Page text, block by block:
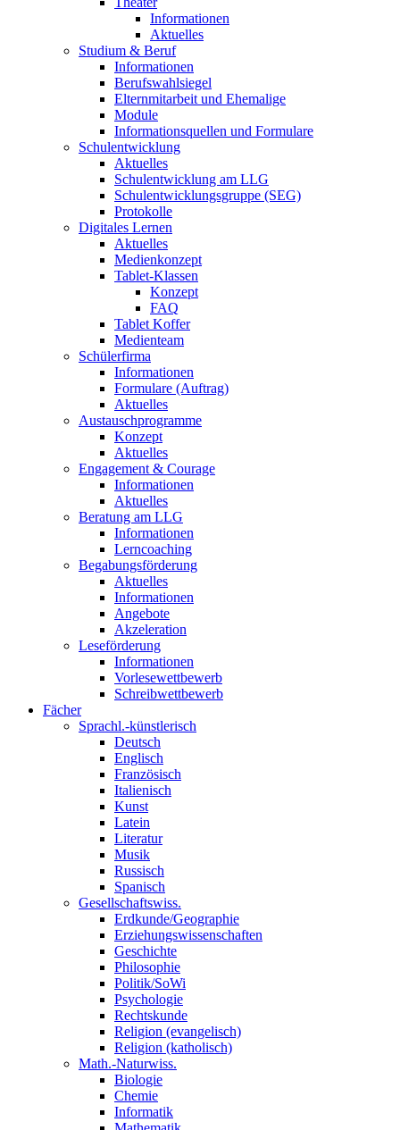
Informationen
Aktuelles
Studium & Beruf
Informationen
Berufswahlsiegel
Elternmitarbeit und Ehemalige
Module
Informationsquellen und Formulare
Schulentwicklung
Aktuelles
Schulentwicklung am LLG
Schulentwicklungsgruppe (SEG)
Protokolle
Digitales Lernen
Aktuelles
Medienkonzept
Tablet-Klassen
Konzept
FAQ
Tablet Koffer
Medienteam
Schülerfirma
Informationen
Formulare (Auftrag)
Aktuelles
Austauschprogramme
Konzept
Aktuelles
Engagement & Courage
Informationen
Aktuelles
Beratung am LLG
Informationen
Lerncoaching
Begabungsförderung
Aktuelles
Informationen
Angebote
Akzeleration
Leseförderung
Informationen
Vorlesewettbewerb
Schreibwettbewerb
Fächer
Sprachl.-künstlerisch
Deutsch
Englisch
Französisch
Italienisch
Kunst
Latein
Literatur
Musik
Russisch
Spanisch
Gesellschaftswiss.
Erdkunde/Geographie
Erziehungswissenschaften
Geschichte
Philosophie
Politik/SoWi
Psychologie
Rechtskunde
Religion (evangelisch)
Religion (katholisch)
Math.-Naturwiss.
Biologie
Chemie
Informatik